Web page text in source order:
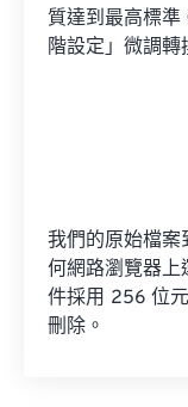
質達到最高標
階設定」微調
我們的原始檔案
何網路瀏覽器上
件採用 256 位
刪除。